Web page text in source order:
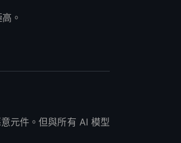
。
元件。但與所有 AI 模型